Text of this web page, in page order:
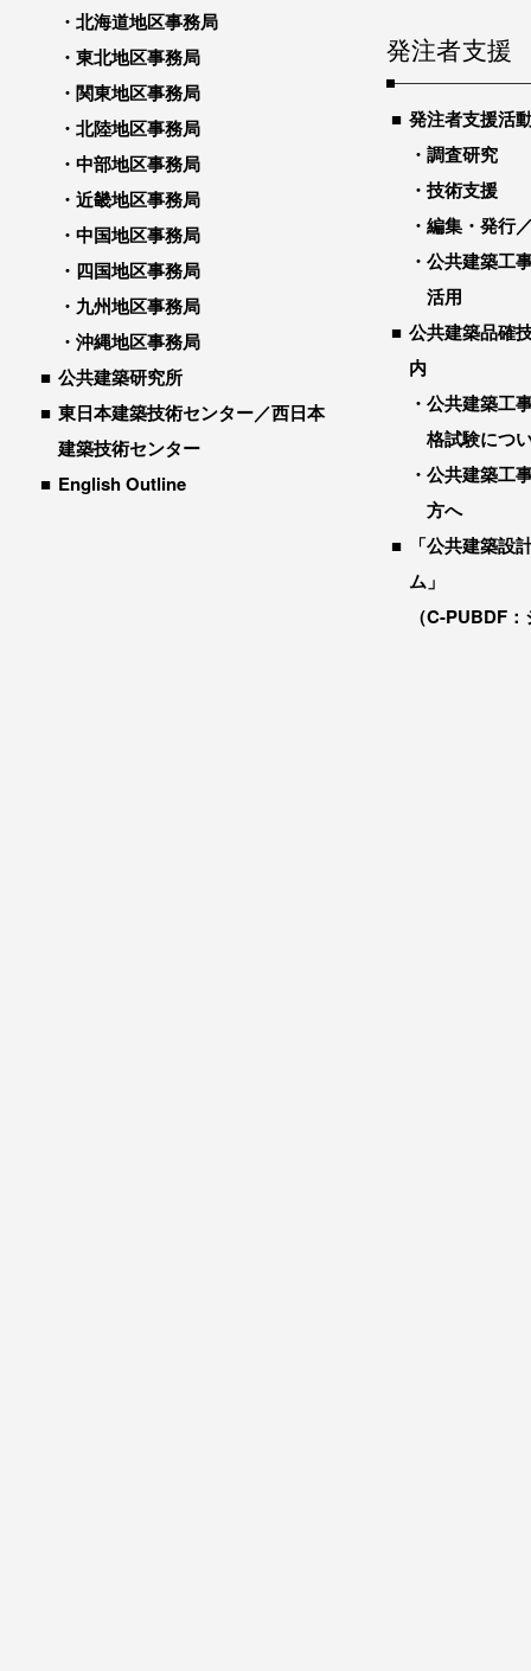
北海道地区事務局
東北地区事務局
関東地区事務局
北陸地区事務局
中部地区事務局
近畿地区事務局
中国地区事務局
四国地区事務局
九州地区事務局
沖縄地区事務局
公共建築研究所
東日本建築技術センター／西日本
建築技術センター
English Outline
発注者支援
発注者支援活
調査研究
技術支援
編集・発行
公共建築工
活用
公共建築品確
内
公共建築工
格試験につ
公共建築工
方へ
「公共建築設
ム」
（C-PUBDF